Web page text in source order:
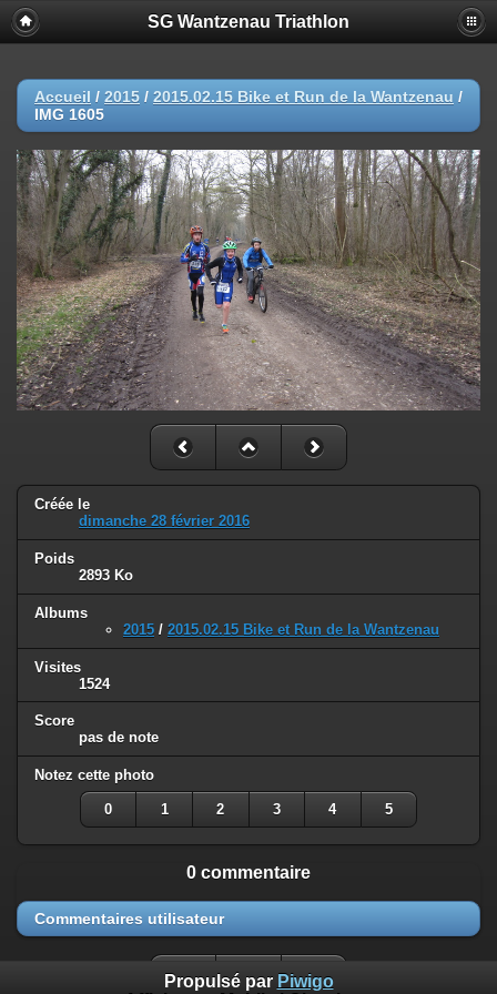
SG Wantzenau Triathlon
Accueil / 2015 / 2015.02.15 Bike et Run de la Wantzenau /
IMG 1605
Créée le
dimanche 28 février 2016
Poids
2893 Ko
Albums
2015 / 2015.02.15 Bike et Run de la Wantzenau
Visites
1524
Score
pas de note
Notez cette photo
0 1 2 3 4 5
0 commentaire
Commentaires utilisateur
Propulsé par Piwigo